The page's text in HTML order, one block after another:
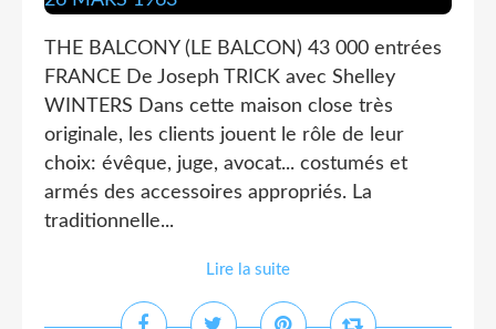
THE BALCONY (LE BALCON) 43 000 entrées
FRANCE De Joseph TRICK avec Shelley
WINTERS Dans cette maison close très
originale, les clients jouent le rôle de leur
choix: évêque, juge, avocat... costumés et
armés des accessoires appropriés. La
traditionnelle...
Lire la suite